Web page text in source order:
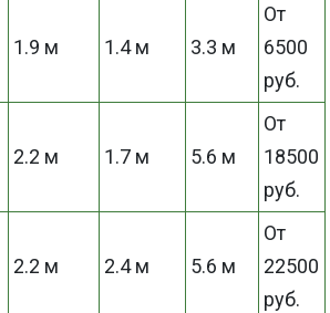
1.9 м 1.4 м 3.3 м
От
6500
руб.
2.2 м 1.7 м 5.6 м
От
18500
руб.
2.2 м 2.4 м 5.6 м
От
22500
руб.